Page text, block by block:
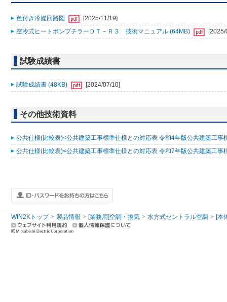
色付き冷媒回路図
[2025/11/19]
空冷式ヒートポンプチラーＤＴ－Ｒ３ 技術マニュアル (64MB)
試験成績書
試験成績書 (48KB) [2024/07/10]
その他技術資料
公共仕様(比較表)<公共建築工事標準仕様との対応表 令和4年版公共建築工
公共仕様(比較表)<公共建築工事標準仕様との対応表 令和7年版公共建築工
WIN2Kトップ 製品情報 [業務用]空調・換気 水方式セントラル空調 [本